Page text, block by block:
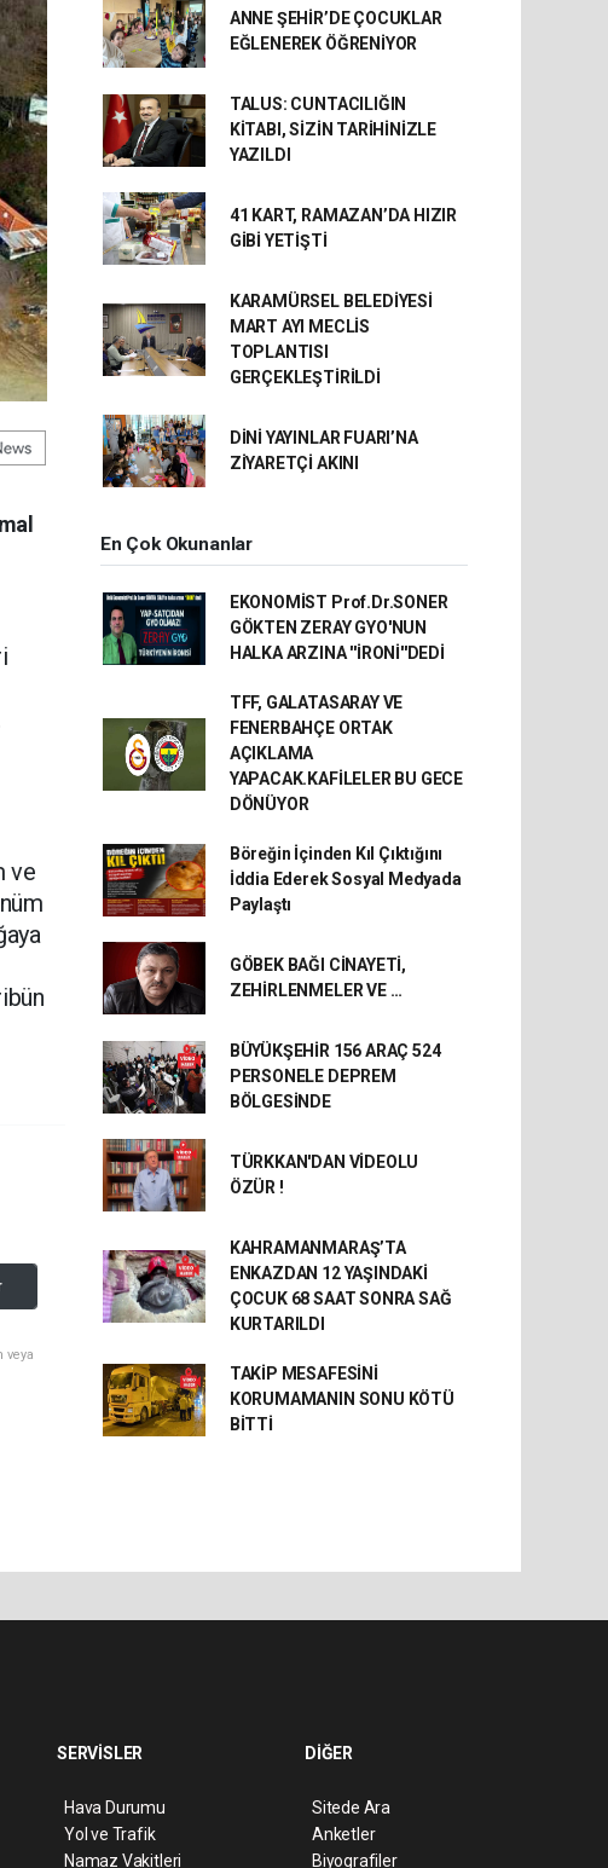
ve
veya
ANNE ŞEHİR’DE ÇOCUKLAR
EĞLENEREK ÖĞRENİYOR
TALUS: CUNTACILIĞIN
KİTABI, SİZİN TARİHİNİZLE
YAZILDI
41 KART, RAMAZAN’DA HIZIR
GİBİ YETİŞTİ
KARAMÜRSEL BELEDİYESİ
MART AYI MECLİS
TOPLANTISI
GERÇEKLEŞTİRİLDİ
DİNİ YAYINLAR FUARI’NA
ZİYARETÇİ AKINI
En Çok Okunanlar
EKONOMİST Prof.Dr.SONER
GÖKTEN ZERAY GYO'NUN
HALKA ARZINA ''İRONİ''DEDİ
TFF, GALATASARAY VE
FENERBAHÇE ORTAK
AÇIKLAMA
YAPACAK.KAFİLELER BU GECE
DÖNÜYOR
Böreğin İçinden Kıl Çıktığını
İddia Ederek Sosyal Medyada
Paylaştı
GÖBEK BAĞI CİNAYETİ,
ZEHİRLENMELER VE …
BÜYÜKŞEHİR 156 ARAÇ 524
PERSONELE DEPREM
BÖLGESİNDE
TÜRKKAN'DAN VİDEOLU
ÖZÜR !
KAHRAMANMARAŞ’TA
ENKAZDAN 12 YAŞINDAKİ
ÇOCUK 68 SAAT SONRA SAĞ
KURTARILDI
TAKİP MESAFESİNİ
KORUMAMANIN SONU KÖTÜ
BİTTİ
SERVİSLER
Hava Durumu
Yol ve Trafik
Namaz Vakitleri
DİĞER
Sitede Ara
Anketler
Biyografiler